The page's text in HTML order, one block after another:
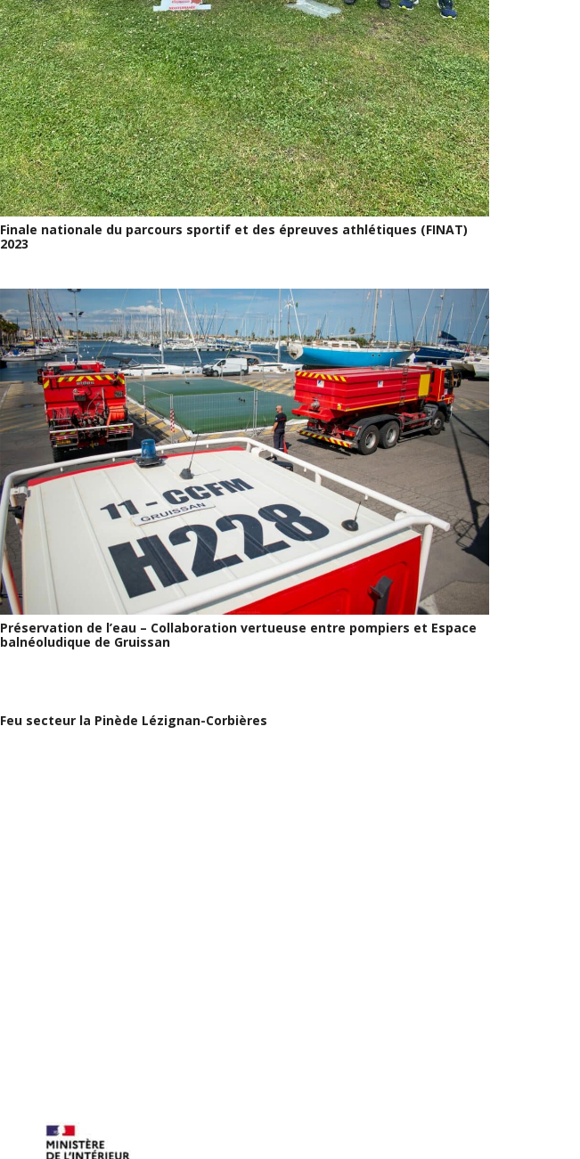
Finale nationale du parcours sportif et des épreuves athlétiques (FINAT)
2023
Préservation de l’eau – Collaboration vertueuse entre pompiers et Espace
balnéoludique de Gruissan
Feu secteur la Pinède Lézignan-Corbières